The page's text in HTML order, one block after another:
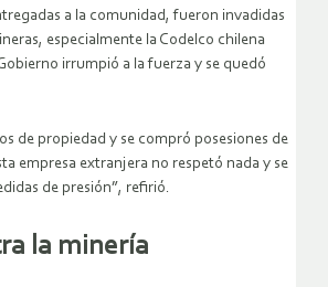
a la comunidad, fueron invadidas
especialmente la Codelco chilena
irrumpió a la fuerza y se quedó
de propiedad y se compró posesiones de
empresa extranjera no respetó nada y se
de presión”, refirió.
la minería